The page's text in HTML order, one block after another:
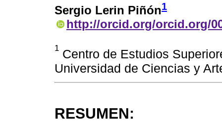
Sergio Lerin Piñón1
http://orcid.org/orcid.org/
1 Centro de Estudios
Universidad de Ciencias y
RESUMEN: